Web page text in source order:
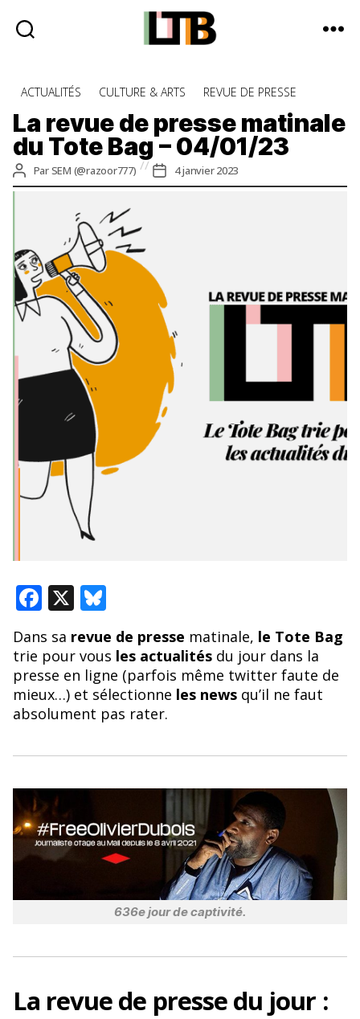
Bag
-
Média
d'information
quotidienne
Catégories
ACTUALITÉS CULTURE & ARTS REVUE DE PRESSE
La revue de presse matinale
du Tote Bag – 04/01/23
Auteur
de
ParSEM (@razoor777)
Date
de
4 janvier 2023
F
e
b
o
o
k
X Bl
u
e
sk
y
Dans sa revue de presse matinale, le Tote Bag
trie pour vous les actualitésdu jour dans la
presse en ligne (parfois même twitter faute de
mieux…) et sélectionne les newsqu’il ne faut
absolument pas rater.
636e jour de captivité.
La revue de pressedu jour :